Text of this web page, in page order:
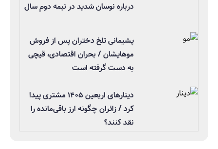
درباره نوسان شدید در نیمه دوم سال
پشیمانی تلخ دختران پس از فروش
موهایشان / بحران اقتصادی، قیچی
به دست گرفته است
دینارهای اربعین ۱۴۰۵ مشتری پیدا
کرد / زائران چگونه ارز باقی‌مانده را
نقد کنند؟